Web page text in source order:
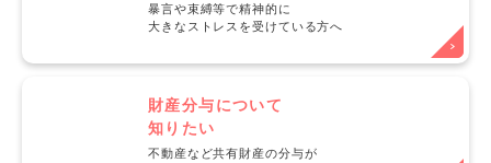
暴言や束縛等で精神的に
大きなストレスを受けている方へ
財産分与について
知りたい
不動産など共有財産の分与が